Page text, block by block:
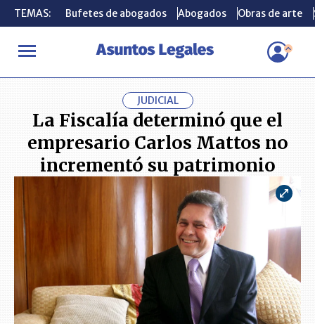
TEMAS: Bufetes de abogados Abogados Obras de arte
INICIO ACTUALIDAD La Fiscalía determinó que el empresario
TEMAS: Bufetes de abogados Abogados Obras de arte
JUDICIAL
La Fiscalía determinó que el
empresario Carlos Mattos no
incrementó su patrimonio